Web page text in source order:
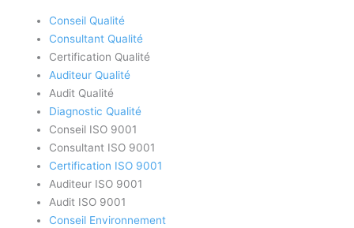
Conseil Qualité
Consultant Qualité
Certification Qualité
Auditeur Qualité
Audit Qualité
Diagnostic Qualité
Conseil ISO 9001
Consultant ISO 9001
Certification ISO 9001
Auditeur ISO 9001
Audit ISO 9001
Conseil Environnement